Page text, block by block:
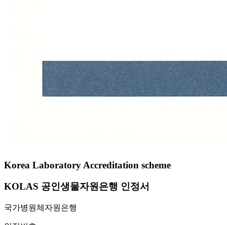
Korea Laboratory Accreditation scheme
KOLAS 공인생물자원은행 인정서
국가병원체자원은행